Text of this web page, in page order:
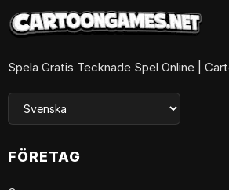
Spela Gratis Tecknade Spel Online |
FÖRETAG